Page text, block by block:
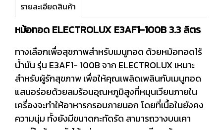
รายละเอียดสินค้า
หม้อทอด ELECTROLUX E3AF1-100B 3.3 ลิตร
ทางเลือกเพื่อสุขภาพสำหรับเมนูทอด ด้วยหม้อทอดไร้
น้ำมัน รุ่น E3AF1- 100B จาก ELECTROLUX เหมาะ
สำหรับผู้รักสุขภาพ เพื่อให้คุณเพลิดเพลินกับเมนูทอด
แสนอร่อยด้วยลมร้อนอุณหภูมิสูงที่หมุนเวียนภายใน
เครื่องจะทำให้อาหารกรอบภายนอก โดยที่เนื้อในยังคง
ความนุ่ม ทั้งยังมีขนาดกะทัดรัด สามารถวางบนเคา